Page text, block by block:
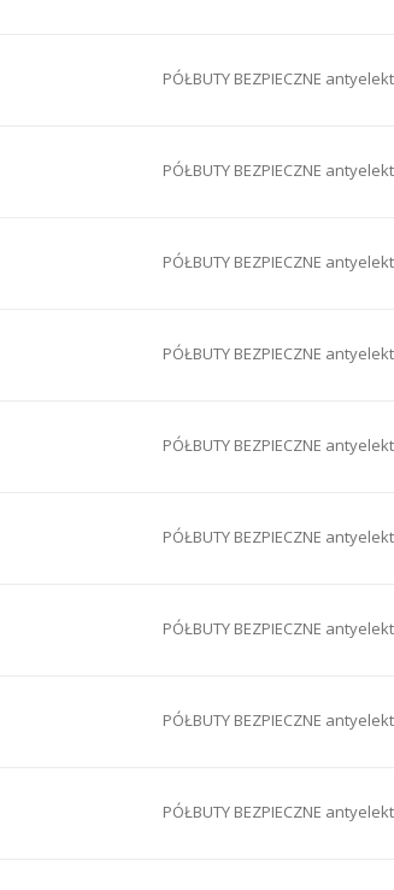
PÓŁBUTY BEZPIECZNE
PÓŁBUTY BEZPIECZNE
PÓŁBUTY BEZPIECZNE
PÓŁBUTY BEZPIECZNE
PÓŁBUTY BEZPIECZNE
PÓŁBUTY BEZPIECZNE
PÓŁBUTY BEZPIECZNE
PÓŁBUTY BEZPIECZNE
PÓŁBUTY BEZPIECZNE